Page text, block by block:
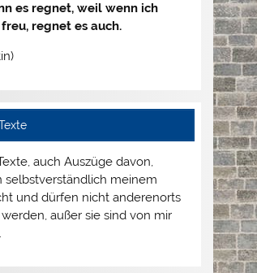
es regnet, weil wenn ich
regnet es auch.
auch Auszüge davon,
selbstverständlich meinem
und dürfen nicht anderenorts
außer sie sind von mir